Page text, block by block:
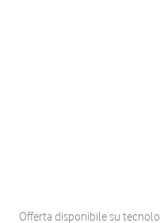
Offerta disponibile su